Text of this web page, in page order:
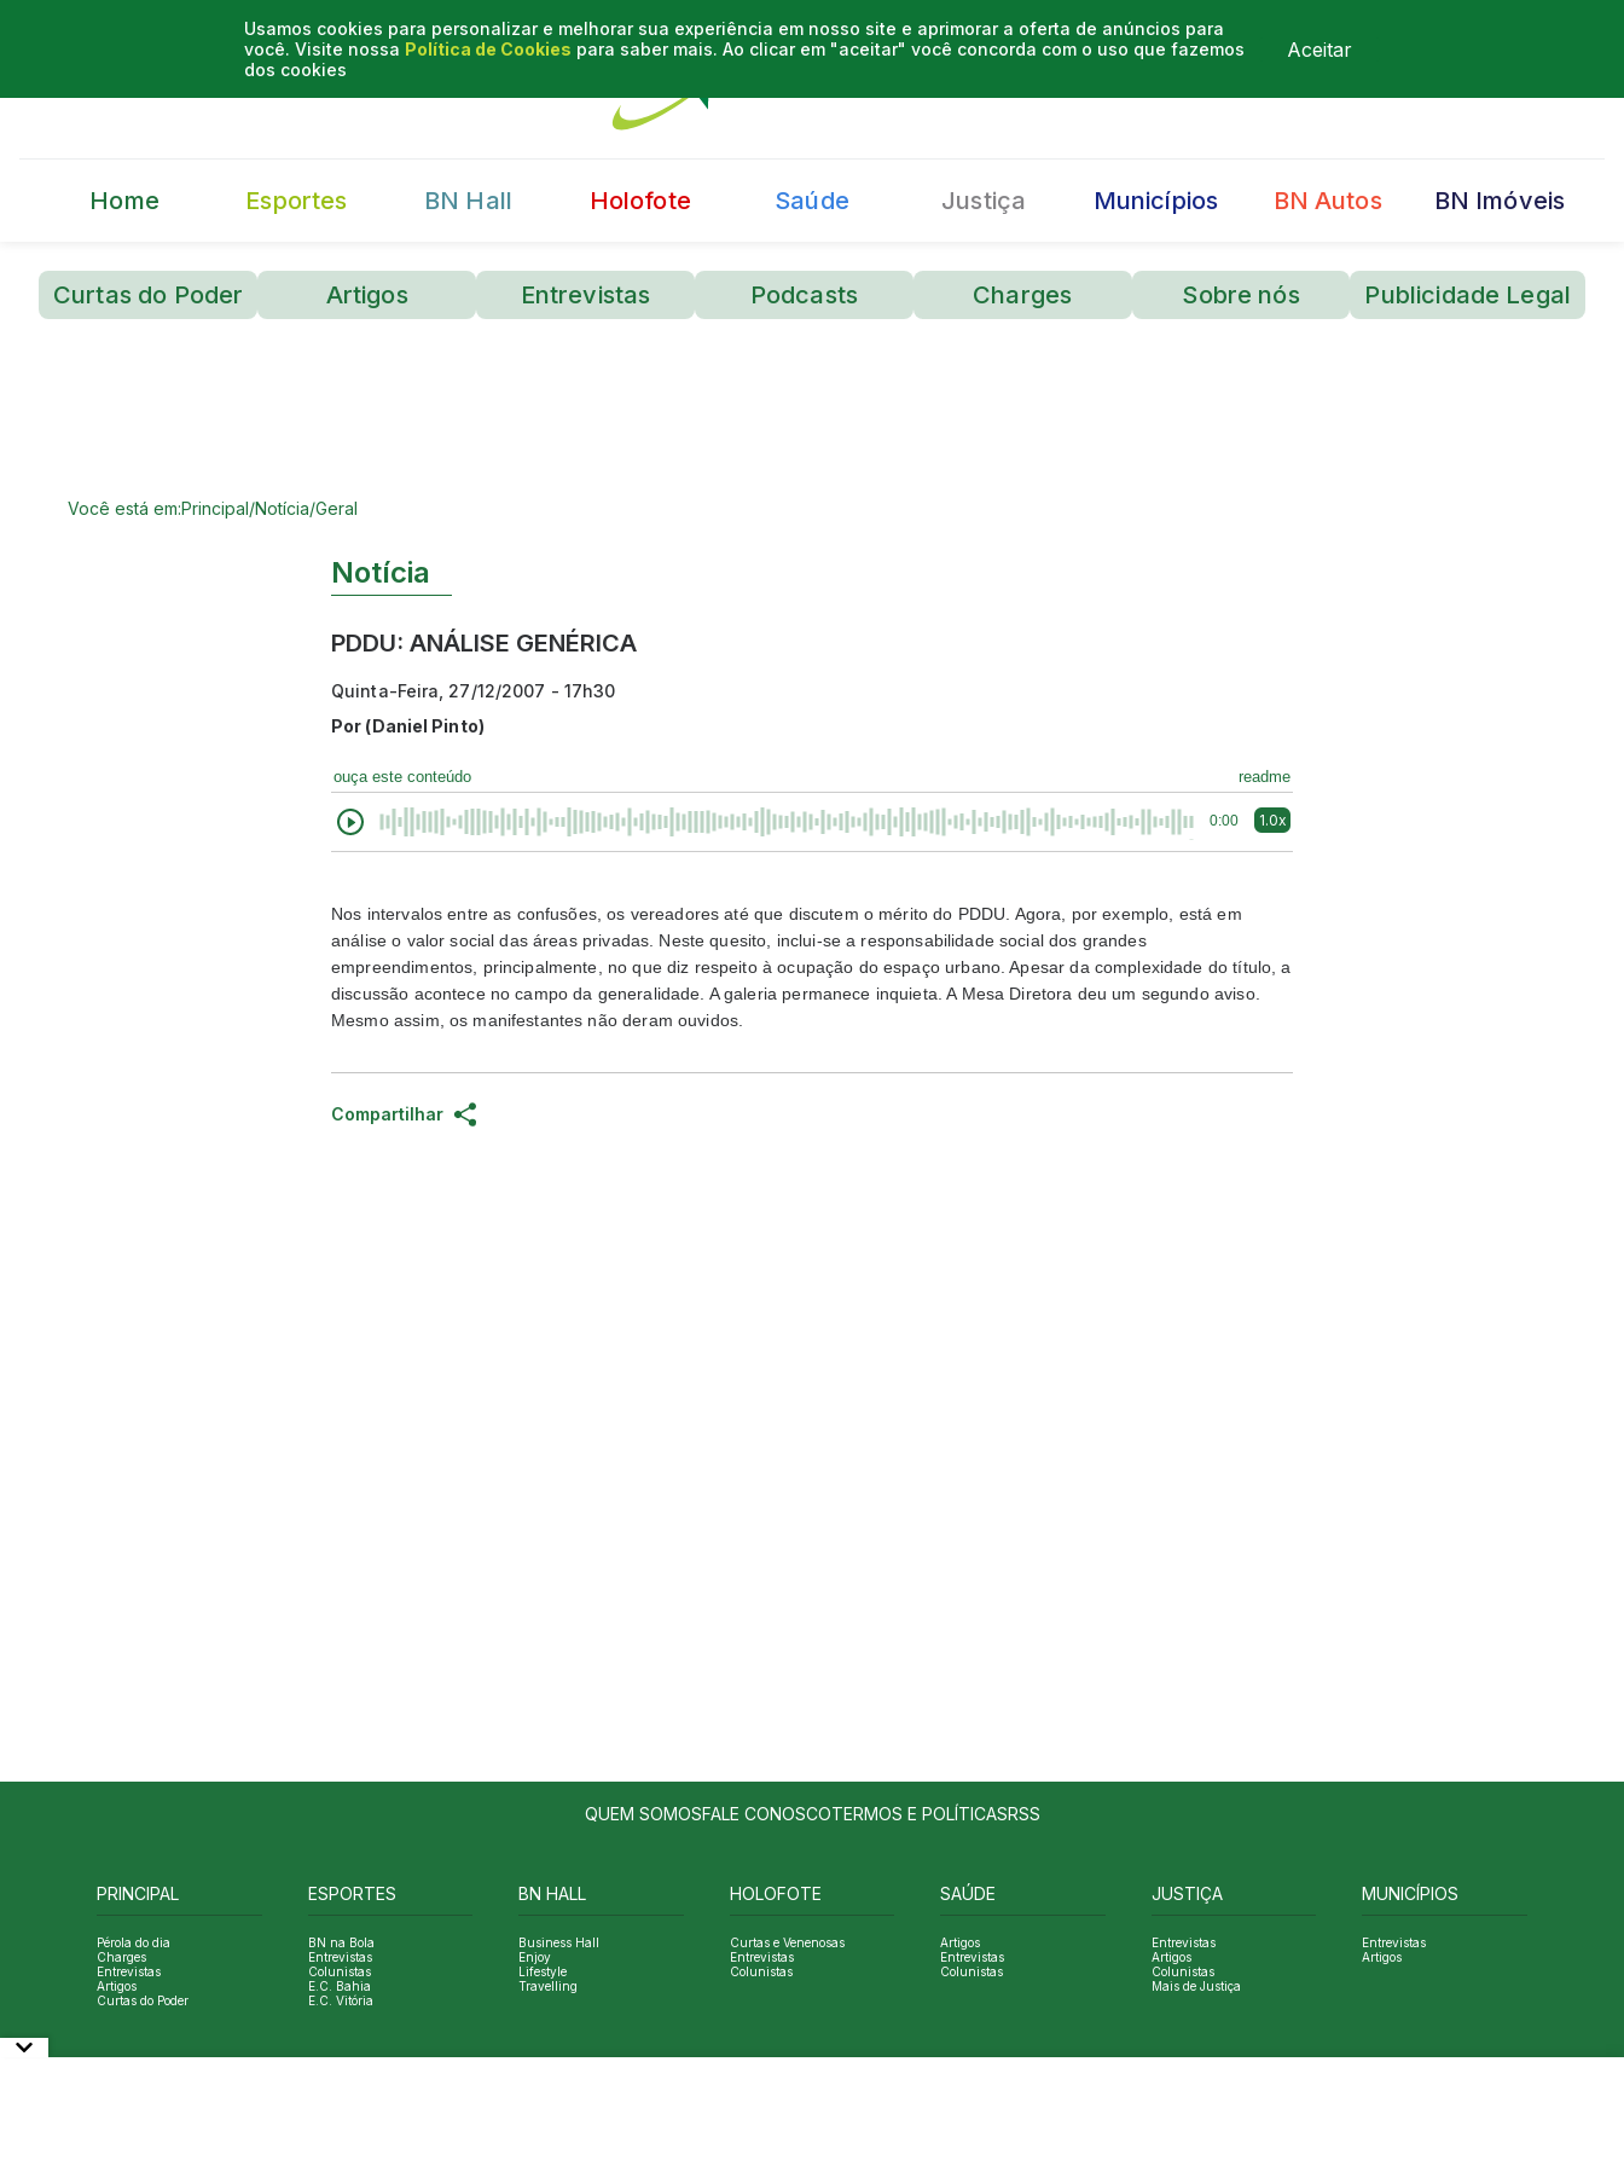
Usamos cookies para personalizar e melhorar sua experiência em nosso site e aprimorar a oferta de anúncios para
você. Visite nossa Política de Cookies para saber mais. Ao clicar em "aceitar" você concorda com o uso que fazemos
dos cookies
Aceitar
Home Esportes BN Hall Holofote Saúde Justiça Municípios BN Autos BN Imóveis
Curtas do Poder Artigos Entrevistas Podcasts Charges Sobre nós Publicidade Legal
Você está em:Principal/Notícia/Geral
Notícia
PDDU: ANÁLISE GENÉRICA
Quinta-Feira, 27/12/2007 - 17h30
Por (Daniel Pinto)
ouça este conteúdo readme
0:00 1.0x
Nos intervalos entre as confusões, os vereadores até que discutem o mérito do PDDU. Agora, por exemplo, está em
análise o valor social das áreas privadas. Neste quesito, inclui-se a responsabilidade social dos grandes
empreendimentos, principalmente, no que diz respeito à ocupação do espaço urbano. Apesar da complexidade do título, a
discussão acontece no campo da generalidade. A galeria permanece inquieta. A Mesa Diretora deu um segundo aviso.
Mesmo assim, os manifestantes não deram ouvidos.
Compartilhar
QUEM SOMOSFALE CONOSCOTERMOS E POLÍTICASRSS
PRINCIPAL
Pérola do dia
Charges
Entrevistas
Artigos
Curtas do Poder
ESPORTES
BN na Bola
Entrevistas
Colunistas
E.C. Bahia
E.C. Vitória
BN HALL
Business Hall
Enjoy
Lifestyle
Travelling
HOLOFOTE
Curtas e Venenosas
Entrevistas
Colunistas
SAÚDE
Artigos
Entrevistas
Colunistas
JUSTIÇA
Entrevistas
Artigos
Colunistas
Mais de Justiça
MUNICÍPIOS
Entrevistas
Artigos